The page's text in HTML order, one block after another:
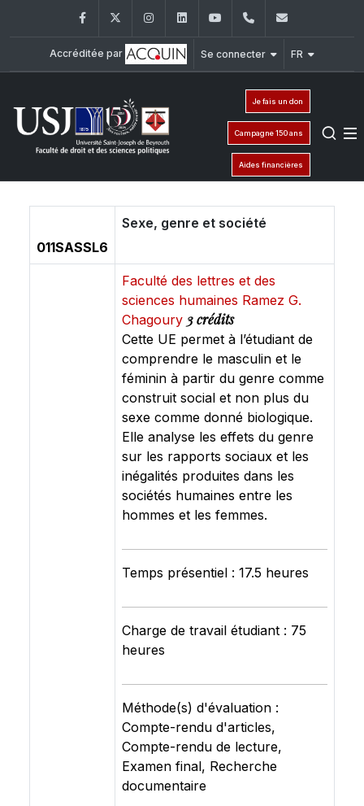
FacebookTwitter InstagramLinkedInYouTube+961 (1) 421 432
Accréditée par Se connecter FR
Je fais un don
Campagne 150 ans
Aides financières
011SASSL6
Sexe, genre et société
Faculté des lettres et des
sciences humaines Ramez G.
Chagoury 3 crédits
Cette UE permet à l’étudiant de
comprendre le masculin et le
féminin à partir du genre comme
construit social et non plus du
sexe comme donné biologique.
Elle analyse les effets du genre
sur les rapports sociaux et les
inégalités produites dans les
sociétés humaines entre les
hommes et les femmes.
Temps présentiel : 17.5 heures
Charge de travail étudiant : 75
heures
Méthode(s) d'évaluation :
Compte-rendu d'articles,
Compte-rendu de lecture,
Examen final, Recherche
documentaire